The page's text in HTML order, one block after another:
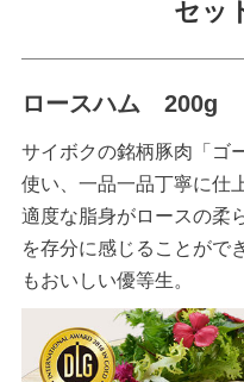
セッ
ロースハム 200g
サイボクの銘柄豚肉「ゴ
使い、一品一品丁寧に仕
適度な脂身がロースの柔
を存分に感じることがで
もおいしい優等生。